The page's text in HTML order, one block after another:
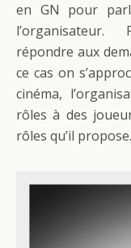
en GN pour
l’organisateur.
répondre aux
ce cas on
cinéma,
rôles à des
rôles qu’il propose.